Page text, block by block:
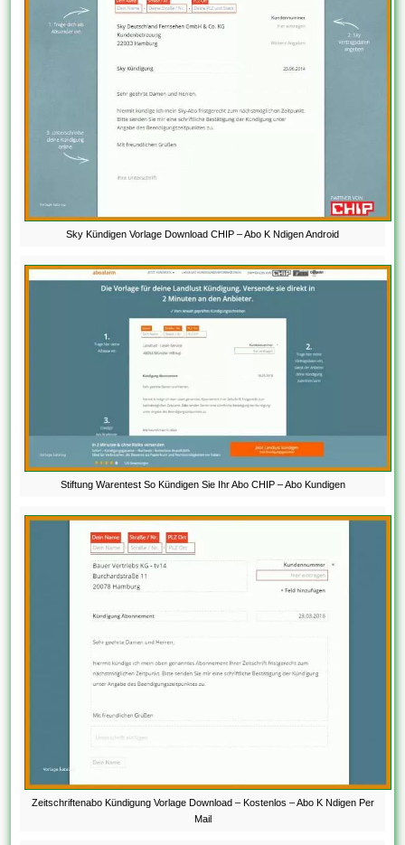
Sky Kündigen Vorlage Download CHIP – Abo K Ndigen Android
Stiftung Warentest So Kündigen Sie Ihr Abo CHIP – Abo Kundigen
Zeitschriftenabo Kündigung Vorlage Download – Kostenlos – Abo K Ndigen Per
Mail